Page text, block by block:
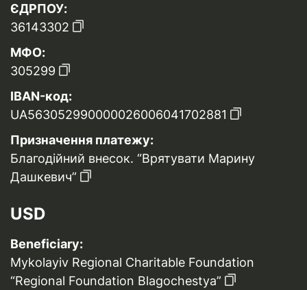
ЄДРПОУ:
36143302
МФО:
305299
IBAN-код:
UA563052990000026006041702881
Призначення платежу:
Благодійний внесок. “Врятувати Марину
Дашкевич”
USD
Beneficiary:
Mykolayiv Regional Charitable Foundation
“Regional Foundation Blagochestya”